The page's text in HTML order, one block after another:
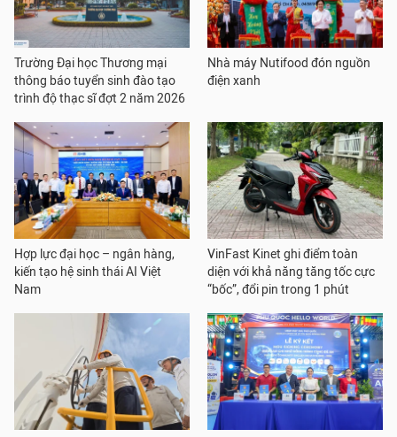
Trường Đại học Thương mại
thông báo tuyển sinh đào tạo
trình độ thạc sĩ đợt 2 năm 2026
Nhà máy Nutifood đón nguồn
điện xanh
Hợp lực đại học – ngân hàng,
kiến tạo hệ sinh thái AI Việt
Nam
VinFast Kinet ghi điểm toàn
diện với khả năng tăng tốc cực
“bốc”, đổi pin trong 1 phút